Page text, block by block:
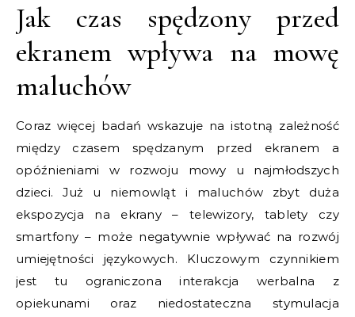
Jak czas spędzony przed
ekranem wpływa na mowę
maluchów
Coraz więcej badań wskazuje na istotną zależność
między czasem spędzanym przed ekranem a
opóźnieniami w rozwoju mowy u najmłodszych
dzieci. Już u niemowląt i maluchów zbyt duża
ekspozycja na ekrany – telewizory, tablety czy
smartfony – może negatywnie wpływać na rozwój
umiejętności językowych. Kluczowym czynnikiem
jest tu ograniczona interakcja werbalna z
opiekunami oraz niedostateczna stymulacja